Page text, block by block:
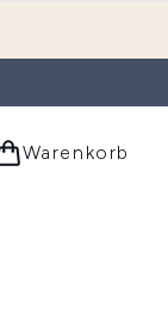
Warenkorb